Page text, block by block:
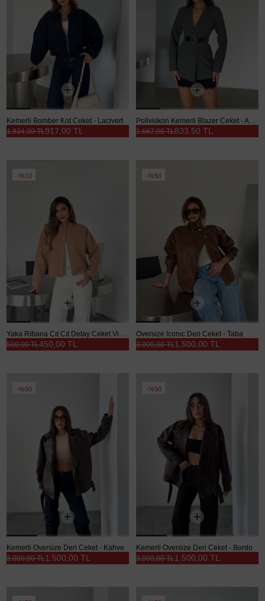
Kemerli Bomber Kot Ceket - Lacivert
917,00 TL
1.834,00 TL
Poliviskon Kemerli Blazer Ceket - Antrasit
833,50 TL
1.667,00 TL
%10
Yaka Ribana Cıt Cıt Detay Ceket Vizon - Vizon
450,00 TL
500,00 TL
%50
Oversize Iconıc Deri Ceket - Taba
1.500,00 TL
3.000,00 TL
%50
Kemerli Oversize Deri Ceket - Kahve
1.500,00 TL
3.000,00 TL
%50
Kemerli Oversize Deri Ceket - Bordo
1.500,00 TL
3.000,00 TL